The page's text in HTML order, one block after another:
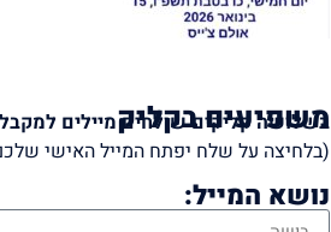
משפיעים בקליק
בשלושה קליקים שולחים מיילים
(בלחיצה על שלח יפתח המייל האישי
נושא המייל: